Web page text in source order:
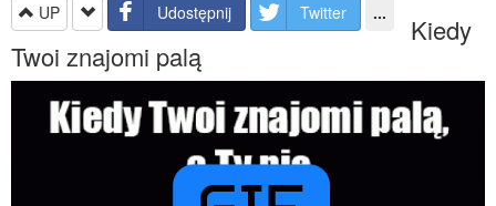
UP Udostępnij Twitter ... Kiedy
Twoi znajomi palą